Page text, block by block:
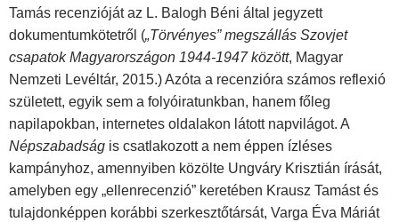
Tamás recenzióját az L. Balogh Béni által jegyzett
dokumentumkötetről („Törvényes” megszállás Szovjet
csapatok Magyarországon 1944-1947 között, Magyar
Nemzeti Levéltár, 2015.) Azóta a recenzióra számos reflexió
született, egyik sem a folyóiratunkban, hanem főleg
napilapokban, internetes oldalakon látott napvilágot. A
Népszabadság is csatlakozott a nem éppen ízléses
kampányhoz, amennyiben közölte Ungváry Krisztián írását,
amelyben egy „ellenrecenzió” keretében Krausz Tamást és
tulajdonképpen korábbi szerkesztőtársát, Varga Éva Máriát